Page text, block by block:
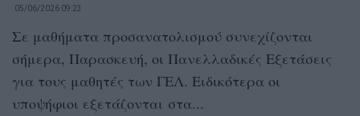
05/06/2026 09:23
Σε μαθήματα προσανατολισμού συνεχίζονται
σήμερα, Παρασκευή, οι Πανελλαδικές Εξετάσεις
για τους μαθητές των ΓΕΛ. Ειδικότερα οι
υποψήφιοι εξετάζονται στα...